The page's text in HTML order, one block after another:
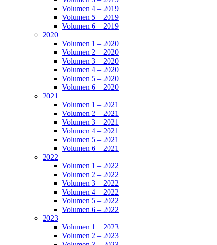
Volumen 4 – 2019
Volumen 5 – 2019
Volumen 6 – 2019
2020
Volumen 1 – 2020
Volumen 2 – 2020
Volumen 3 – 2020
Volumen 4 – 2020
Volumen 5 – 2020
Volumen 6 – 2020
2021
Volumen 1 – 2021
Volumen 2 – 2021
Volumen 3 – 2021
Volumen 4 – 2021
Volumen 5 – 2021
Volumen 6 – 2021
2022
Volumen 1 – 2022
Volumen 2 – 2022
Volumen 3 – 2022
Volumen 4 – 2022
Volumen 5 – 2022
Volumen 6 – 2022
2023
Volumen 1 – 2023
Volumen 2 – 2023